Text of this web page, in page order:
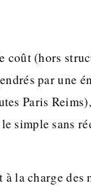
coût (hors
par une
Paris
simple sans
la charge des